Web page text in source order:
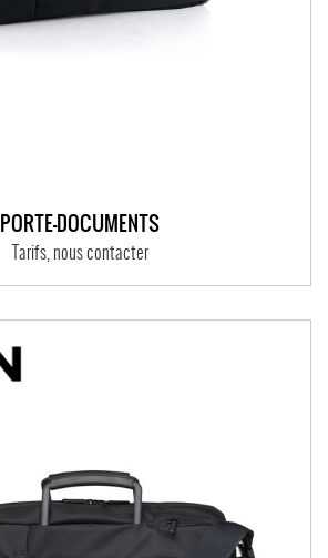
PORTE-DOCUMENTS
Tarifs, nous contacter